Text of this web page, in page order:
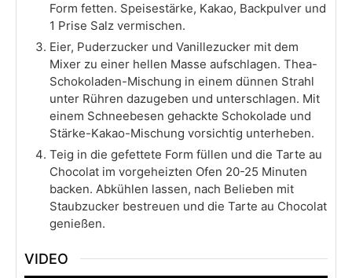
Form fetten. Speisestärke, Kakao, Backpulver und
1 Prise Salz vermischen.
Eier, Puderzucker und Vanillezucker mit dem
Mixer zu einer hellen Masse aufschlagen. Thea-
Schokoladen-Mischung in einem dünnen Strahl
unter Rühren dazugeben und unterschlagen. Mit
einem Schneebesen gehackte Schokolade und
Stärke-Kakao-Mischung vorsichtig unterheben.
Teig in die gefettete Form füllen und die Tarte au
Chocolat im vorgeheizten Ofen 20-25 Minuten
backen. Abkühlen lassen, nach Belieben mit
Staubzucker bestreuen und die Tarte au Chocolat
genießen.
VIDEO